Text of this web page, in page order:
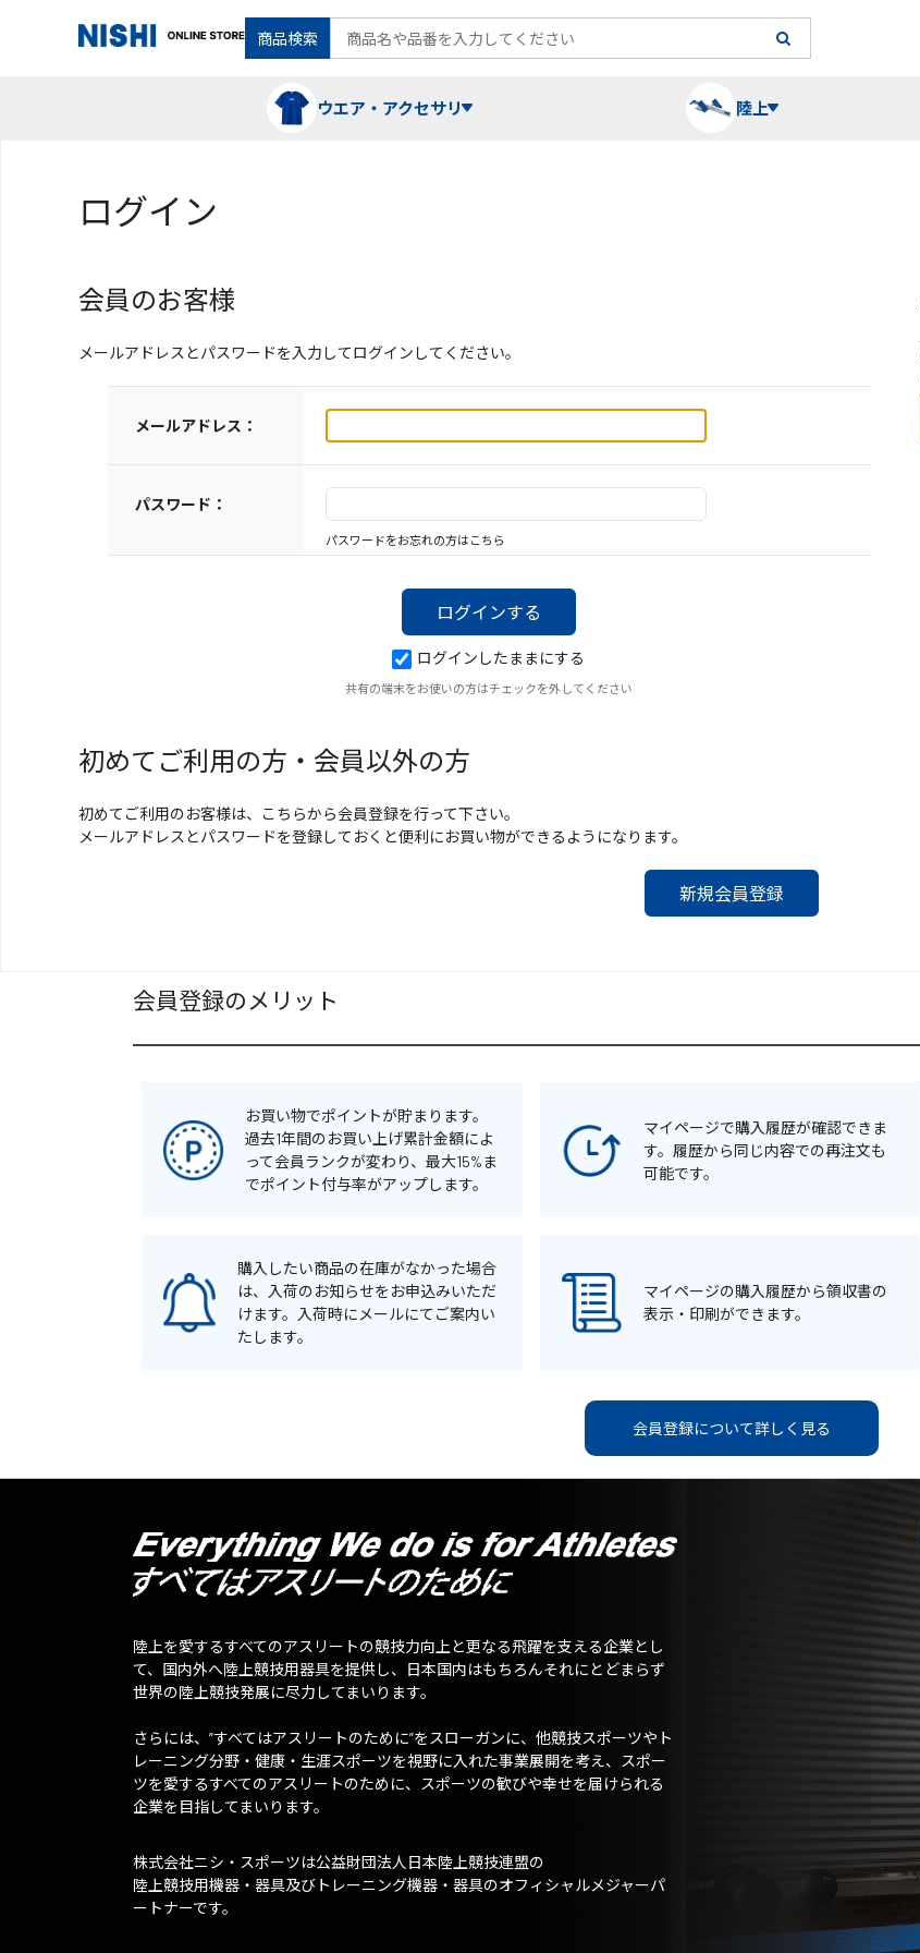
商品検索
ウエア・アクセサリ
コート ソックス
陸上
メディシンボール ラダー・マーカー
ログイン
会員のお客様
メールアドレスとパスワードを入力してログインしてください。
メールアドレス：
パスワード：
パスワードをお忘れの方はこちら
ログインしたままにする
共有の端末をお使いの方はチェックを外してください
初めてご利用の方・会員以外の方
初めてご利用のお客様は、こちらから会員登録を行って下さい。
メールアドレスとパスワードを登録しておくと便利にお買い物ができるようになります。
会員登録のメリット
お買い物でポイントが貯まります。
過去1年間のお買い上げ累計金額によ
って会員ランクが変わり、最大15%ま
でポイント付与率がアップします。
マイページで購入履歴が確認できま
す。履歴から同じ内容での再注文も
可能です。
購入したい商品の在庫がなかった場合
は、入荷のお知らせをお申込みいただ
けます。入荷時にメールにてご案内い
たします。
マイページの購入履歴から領収書の
表示・印刷ができます。
会員登録について詳しく見る
陸上を愛するすべてのアスリートの競技力向上と更なる飛躍を支える企業とし
て、国内外へ陸上競技用器具を提供し、日本国内はもちろんそれにとどまらず
世界の陸上競技発展に尽力してまいります。
さらには、”すべてはアスリートのために”をスローガンに、他競技スポーツやト
レーニング分野・健康・生涯スポーツを視野に入れた事業展開を考え、スポー
ツを愛するすべてのアスリートのために、スポーツの歓びや幸せを届けられる
企業を目指してまいります。
株式会社ニシ・スポーツは公益財団法人日本陸上競技連盟の
陸上競技用機器・器具及びトレーニング機器・器具のオフィシャルメジャーパ
ートナーです。